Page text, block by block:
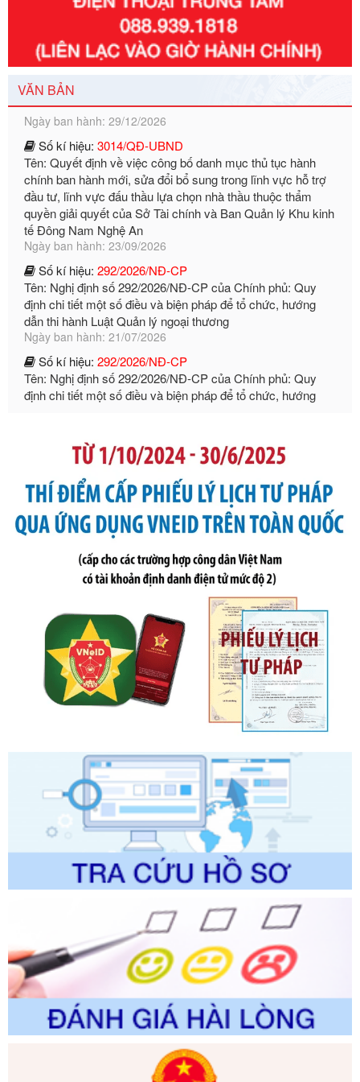
VĂN BẢN
Số kí hiệu:
351/2025/NĐ-CP
Tên: Nghị định số 351/2025/NĐ-CP của Chính phủ: Quy
định chuẩn nghèo đa chiều quốc gia giai đoạn 2026 - 2030
Ngày ban hành: 29/12/2026
Số kí hiệu:3014/QĐ-UBND
Tên: Quyết định về việc công bố danh mục thủ tục hành
chính ban hành mới, sửa đổi bổ sung trong lĩnh vực hỗ trợ
đầu tư, lĩnh vực đấu thầu lựa chọn nhà thầu thuộc thẩm
quyền giải quyết của Sở Tài chính và Ban Quản lý Khu kinh
tế Đông Nam Nghệ An
Ngày ban hành: 23/09/2026
Số kí hiệu: 292/2026/NĐ-CP
Tên: Nghị định số 292/2026/NĐ-CP của Chính phủ: Quy
định chi tiết một số điều và biện pháp để tổ chức, hướng
dẫn thi hành Luật Quản lý ngoại thương
Ngày ban hành: 21/07/2026
Số kí hiệu:292/2026/NĐ-CP
Tên: Nghị định số 292/2026/NĐ-CP của Chính phủ: Quy
định chi tiết một số điều và biện pháp để tổ chức, hướng
dẫn thi hành Luật Quản lý ngoại thương
Ngày ban hành: 21/07/2026
bỏ Thông tư số 87/2019/TT- BТC ngày 19 tháng 12 năm
2019 của Bộ trưởng Bộ Tài chính hướng dẫn thực hiện xử
phạt vi phạm hành chính trong lĩnh vực kho bạc nhà nước
Ngày ban hành: 21/07/2026
Số kí hiệu: 291/2026/NĐ-CP
Tên: Nghị định số 291/2026/NĐ-CP của Chính phủ: Sửa
đổi, bổ sung một số điều của Nghị định số 125/2020/NĐ-СР
ngày 19 tháng 10 năm 2020 của Chính phủ quy định xử
phạt vi phạm hành chính về thuế, hóa đơn được sửa đổi, bổ
sung bởi Nghị định số 102/2021/NĐ-CP
Ngày ban hành: 20/07/2026
Số kí hiệu:2303/QĐ-UBND
Tên: Quyết định công bố Danh mục thủ tục hành chính mới
ban hành, được sửa đổi, bổ sung, bị bãi bỏ và phê duyệt
Quy trình nội bộ, quy trình điện tử giải quyết thủ tục hành
chính trong một số lĩnh vực thuộc phạm vi chức năng quản
Ngày ban hành: 01/06/2026
Số kí hiệu:2304/QĐ-UBND
Tên: Quyết định công bố Danh mục thủ tục hành chính
được sửa đổi, bổ sung và phê duyệt Quy trình nội bộ, quy
trình điện tử giải quyết thủ tục hành chính trong lĩnh vực Du
lịch thuộc phạm vi chức năng quản lý của Sở Văn hóa, Thể
thao và Du lịch
Ngày ban hành: 01/06/2026
Tên: Về việc công bố Danh mục thủ tục hành chính sửa
đổi, bổ sung và phê duyệt Quy trình nội bộ, quy trình điện tử
trong giải quyết thủtục hành chính lĩnh vực biến đổi khí hậu
thuộc phạm vi giải quyết của Sở Nông nghiệp và Môi
trường
Ngày ban hành: 01/06/2026
Số kí hiệu:2300/QĐ-UBND
đổi, bổ sung và phê duyệt quy trình nội bộ, quy trình điện tử
giải quyết thủ tục hành chính trong lĩnh vực Luật sư thuộc